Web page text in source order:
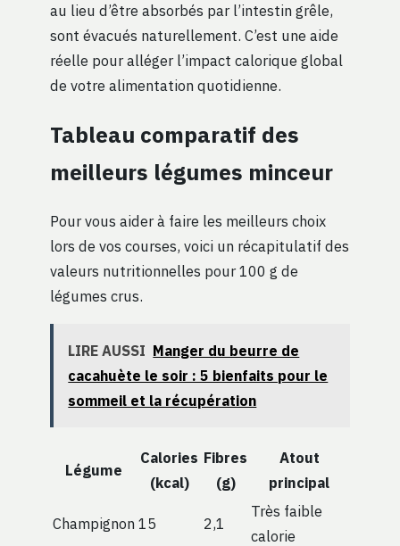
au lieu d’être absorbés par l’intestin grêle,
sont évacués naturellement. C’est une aide
réelle pour alléger l’impact calorique global
de votre alimentation quotidienne.
Tableau comparatif des
meilleurs légumes minceur
Pour vous aider à faire les meilleurs choix
lors de vos courses, voici un récapitulatif des
valeurs nutritionnelles pour 100 g de
légumes crus.
LIRE AUSSI Manger du beurre de
cacahuète le soir : 5 bienfaits pour le
sommeil et la récupération
Légume
Calories
(kcal)
Fibres
(g)
Atout
principal
Champignon15 2,1
Très faible
calorie